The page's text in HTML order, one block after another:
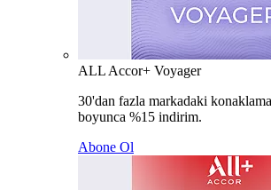
ALL Accor+ Voyager
30'dan fazla markadaki
boyunca %15 indirim.
Abone Ol